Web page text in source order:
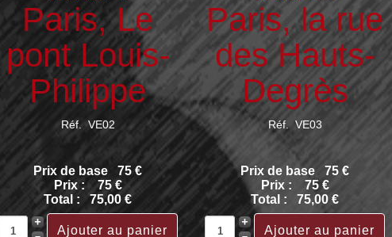
Paris, Le
pont Louis-
Philippe
Réf. VE02
Prix de base
75 €
Prix :
75 €
Total :
75,00 €
Paris, la rue
des Hauts-
Degrès
Réf. VE03
Prix de base
75 €
Prix :
75 €
Total :
75,00 €